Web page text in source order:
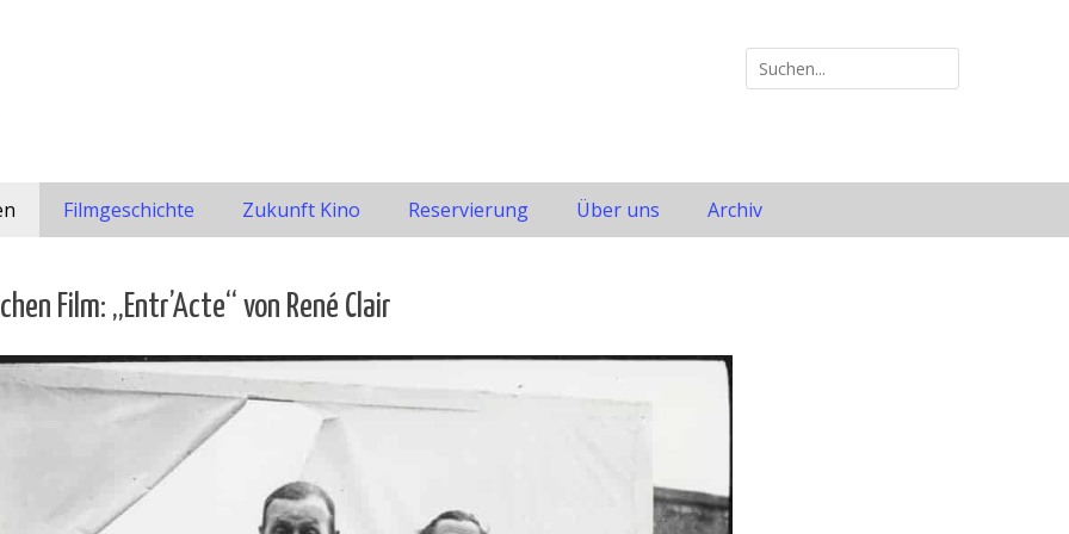
Suche
nach:
Filmgeschichte Zukunft Kino Reservierung Über uns Archiv
Film: „Entr’Acte“ von René Clair